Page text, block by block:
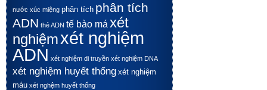
nước xúc miệng phân tích phân tích
ADN thẻ ADN tế bào má xét
nghiệmxét nghiệm
ADN xét nghiệm di truyền xét nghiệm DNA
xét nghiệm huyết thống xét nghiệm
máu xét nghệm huyết thống